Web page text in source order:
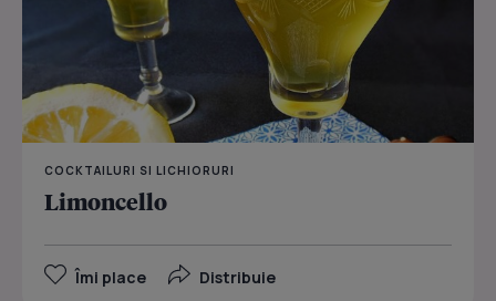
COCKTAILURI SI LICHIORURI
Limoncello
Îmi place Distribuie